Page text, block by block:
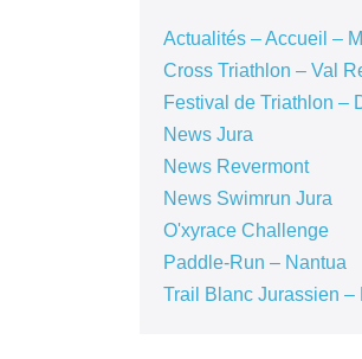
Actualités – Accueil –
Cross Triathlon – Val
Festival de Triathlon –
News Jura
News Revermont
News Swimrun Jura
O'xyrace Challenge
Paddle-Run – Nantua
Trail Blanc Jurassien –